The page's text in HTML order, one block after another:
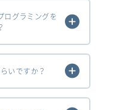
ログラミングを
いですか？